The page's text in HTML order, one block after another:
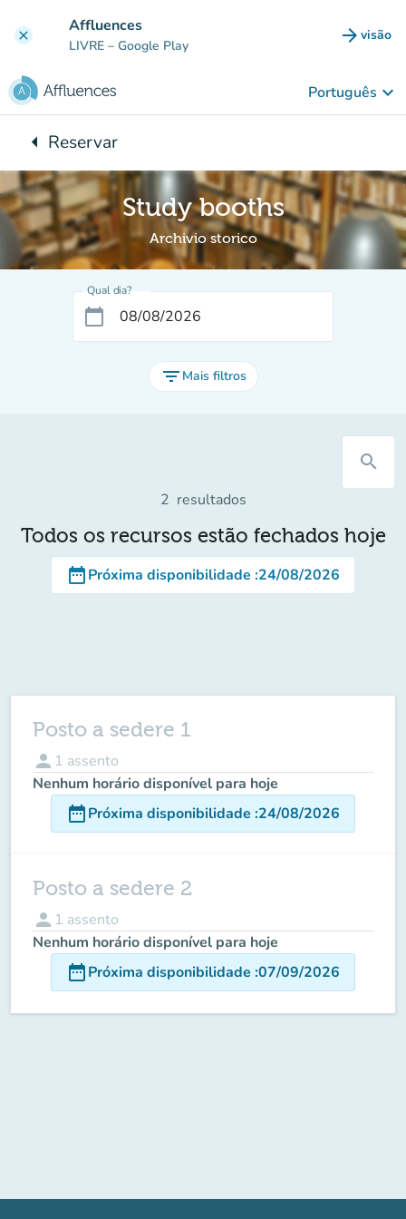
clear Affluences
LIVRE – Google Play arrow_forward visão
(novo
Português keyboard_arrow_down
arrow_leftVoltar para:
Reservar
Study booths
Archivio storico
Qual dia?
calendar_today
filter_list Mais filtros
search
2 resultados
Todos os recursos estão fechados hoje
date_rangePróxima disponibilidade :24/08/2026
Posto a sedere 1
person 1 assento
Nenhum horário disponível para hoje
date_rangePróxima disponibilidade :24/08/2026
Posto a sedere 2
person 1 assento
Nenhum horário disponível para hoje
date_rangePróxima disponibilidade :07/09/2026